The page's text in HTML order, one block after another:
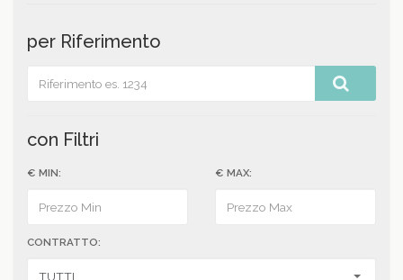
per Riferimento
con Filtri
€ MIN: € MAX:
CONTRATTO: